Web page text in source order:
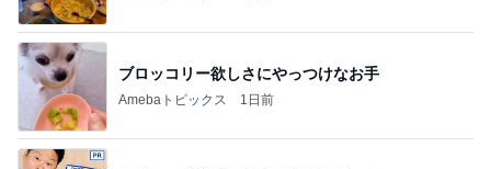
ブロッコリー欲しさにやっつけなお手
Amebaトピックス 1日前